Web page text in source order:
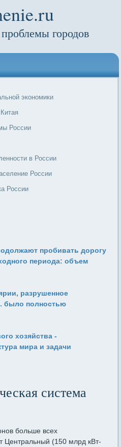
городов
экономики
России
в России
России
России
пробивать дорогу
периода: объем
разрушенное
было полностью
хозяйства -
мира и задачи
система
больше всех
Центральный (150 млрд кВт-